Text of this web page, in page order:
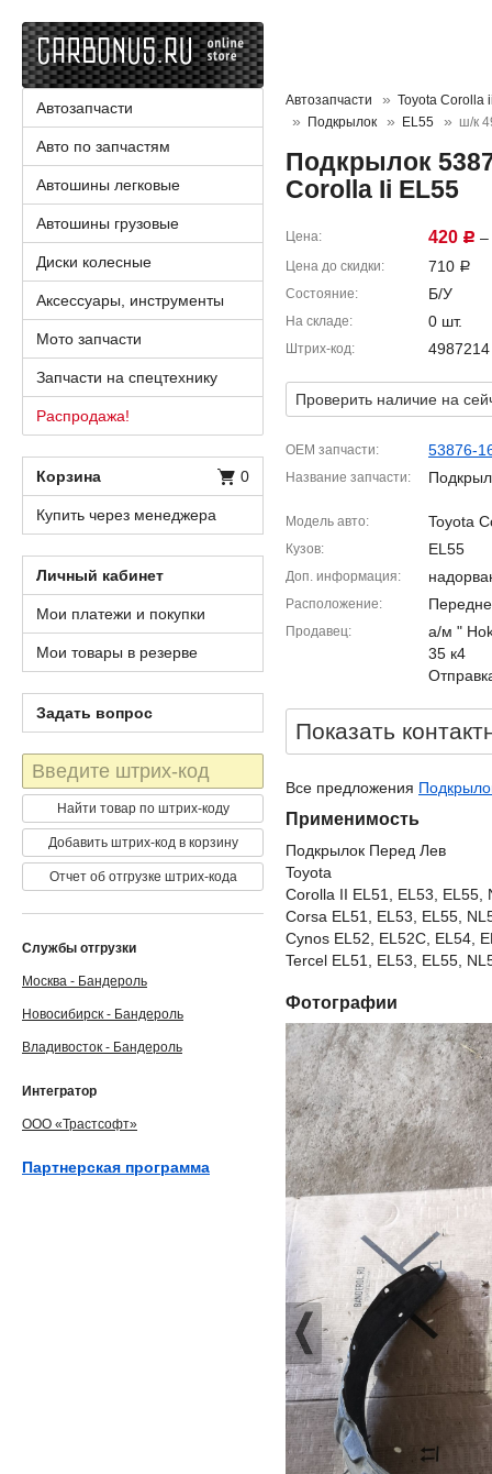
Автозапчасти
Toyota Corolla
Подкрылок
EL55 ш/к
Подкрылок
Corolla Ii EL55
Цена 420 Р –
Цена до скидки 710 Р
Состояние Б/У
На складе 0 шт.
Штрих-код 4987214
Проверить наличие на
OEM запчасти 53876-
Название запчасти
Модель авто Toyota
Кузов EL55
Доп. информация
Расположение
Продавец
а/м "
35 к4
Показать
Все предложения
Применимость
Подкрылок Перед Лев
Toyota
Corolla II EL51, EL53, EL55,
Corsa EL51, EL53, EL55,
Cynos EL52, EL52C, EL54,
Tercel EL51, EL53, EL55,
Фотографии
Автозапчасти
Авто по запчастям
Автошины легковые
Автошины грузовые
Диски колесные
Аксессуары, инструменты
Мото запчасти
Запчасти на спецтехнику
Распродажа!
Корзина 0
Купить через менеджера
Личный кабинет
Мои платежи и покупки
Мои товары в резерве
Задать вопрос
Штрих-
код
Найти товар по штрих-коду
Добавить штрих-код в корзину
Отчет об отгрузке штрих-кода
Службы отгрузки
Москва - Бандероль
Новосибирск - Бандероль
Владивосток - Бандероль
Интегратор
ООО «Трастсофт»
Партнерская программа